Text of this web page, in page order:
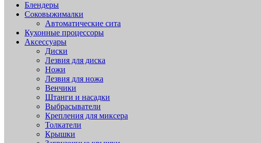
Блендеры
Соковыжималки
Автоматические сита
Кухонные процессоры
Аксессуары
Диски
Лезвия для диска
Ножи
Лезвия для ножа
Венчики
Штанги и насадки
Выбрасыватели
Крепления для миксера
Толкатели
Крышки